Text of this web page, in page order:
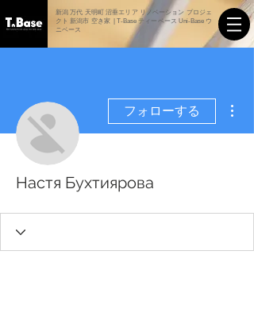
新潟 万代 天明町 沼垂エリア リノベーション プロジェ
クト 新潟市 空き家 | T-Base ティーベース Uni-Base ウ
ニベース
フォローする
Настя Бухтиярова